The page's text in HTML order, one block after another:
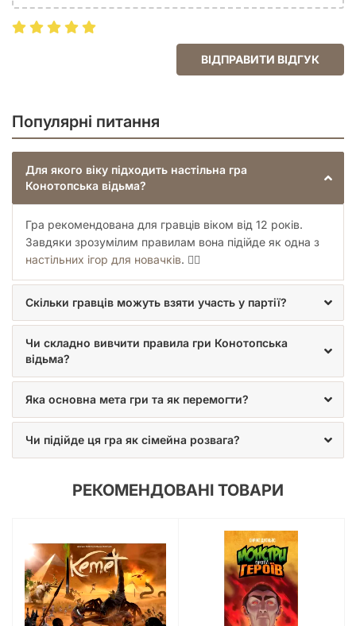
ВІДПРАВИТИ ВІДГУК
Популярні питання
Для якого віку підходить настільна гра
Конотопська відьма?
Гра рекомендована для гравців віком від 12 років.
Завдяки зрозумілим правилам вона підійде як одна з
настільних ігор для новачків. 🧙‍♀️
Скільки гравців можуть взяти участь у партії?
Чи складно вивчити правила гри Конотопська
відьма?
Яка основна мета гри та як перемогти?
Чи підійде ця гра як сімейна розвага?
РЕКОМЕНДОВАНІ ТОВАРИ